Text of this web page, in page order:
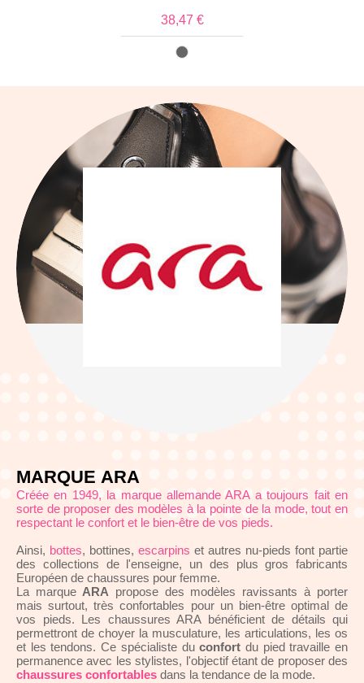
38,47 €
VENTES
PRIVEES
-30%
RIEKER
H1033·
38,47 €
MARQUE ARA
Créée en 1949, la marque allemande ARA a toujours fait en
sorte de proposer des modèles à la pointe de la mode, tout en
respectant le confort et le bien-être de vos pieds.
Ainsi, bottes, bottines, escarpins et autres nu-pieds font partie
des collections de l'enseigne, un des plus gros fabricants
Européen de chaussures pour femme.
La marqueARA propose des modèles ravissants à porter
mais surtout, très confortables pour un bien-être optimal de
vos pieds. Les chaussures ARA bénéficient de détails qui
permettront de choyer la musculature, les articulations, les os
et les tendons. Ce spécialiste duconfort du pied travaille en
permanence avec les stylistes, l'objectif étant de proposer des
chaussures confortables dans la tendance de la mode.